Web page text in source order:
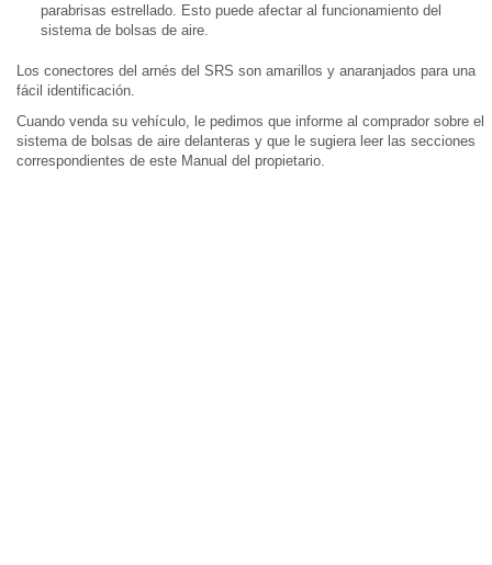
parabrisas estrellado. Esto puede afectar al funcionamiento del
sistema de bolsas de aire.
Los conectores del arnés del SRS son amarillos y anaranjados para una
fácil identificación.
Cuando venda su vehículo, le pedimos que informe al comprador sobre el
sistema de bolsas de aire delanteras y que le sugiera leer las secciones
correspondientes de este Manual del propietario.